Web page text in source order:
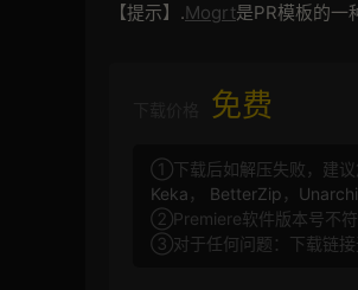
【提示】.Mogrt是PR模板的一
免费
①下载后如解压失败，建议
Keka ， BetterZip ，
②Premiere软件版本号不符
③对于任何问题：下载链接